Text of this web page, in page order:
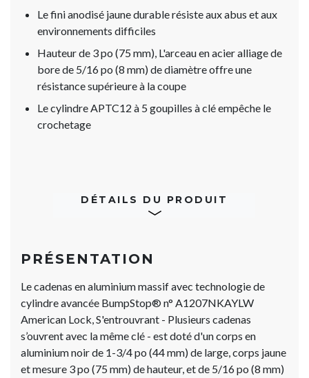
Le fini anodisé jaune durable résiste aux abus et aux
environnements difficiles
Hauteur de 3 po (75 mm), L'arceau en acier alliage de
bore de 5/16 po (8 mm) de diamètre offre une
résistance supérieure à la coupe
Le cylindre APTC12 à 5 goupilles à clé empêche le
crochetage
DÉTAILS DU PRODUIT
PRÉSENTATION
Le cadenas en aluminium massif avec technologie de
cylindre avancée BumpStop® n° A1207NKAYLW
American Lock, S'entrouvrant - Plusieurs cadenas
s’ouvrent avec la même clé - est doté d'un corps en
aluminium noir de 1-3/4 po (44 mm) de large, corps jaune
et mesure 3 po (75 mm) de hauteur, et de 5/16 po (8 mm)